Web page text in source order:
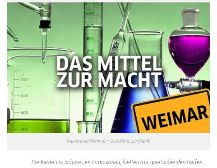
Raumrätsel Weimar – Das Mittel zur Macht
Sie kamen in schwarzen Limousinen, hielten mit quietschenden Reifen